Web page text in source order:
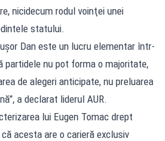
nicidecum rodul voinţei unei
statului.
Dan este un lucru elementar într-
partidele nu pot forma o majoritate,
de alegeri anticipate, nu preluarea
a declarat liderul AUR.
lui Eugen Tomac drept
acesta are o carieră exclusiv